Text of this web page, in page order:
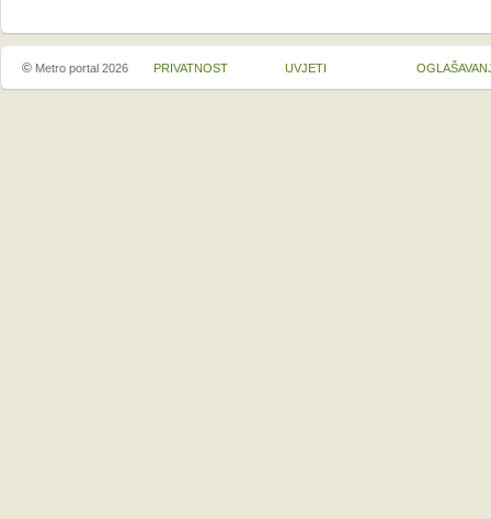
© Metro portal 2026 PRIVATNOST UVJETI